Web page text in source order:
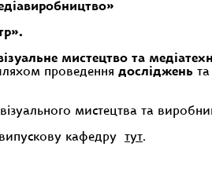
мистецтво та
проведення досліджень
мистецтва та
кафедру тут.